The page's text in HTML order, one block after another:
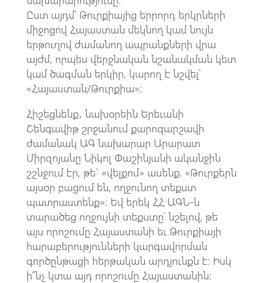
Ըստ այդմ՝ Թուրքիայից երրորդ երկրների
միջոցով Հայաստան մեկնող կամ նույն
երթուղով ժամանող ապրանքների վրա
այժմ, որպես վերջնական նշանակման կետ
կամ ծագման երկիր, կարող է նշվել՝
«Հայաստան/Թուրքիա»։
Հիշեցնենք․ նախօրեին Երեւանի
Շենգավիթ շրջանում քարոզարշավի
ժամանակ ԱԳ նախարար Արարատ
Միրզոյանը Նիկոլ Փաշինյանի ականջին
շշնջում էր, թե` «վելքոմ» ասենք. «Թուրքերն
այսօր բացում են, ողջունող տեքստ
պատրաստենք»։ Եվ երեկ ՀՀ ԱԳՆ-ն
տարածեց ողջույնի տեքստը՝ նշելով, թե
այս որոշումը Հայաստանի եւ Թուրքիայի
հարաբերությունների կարգավորման
գործընթացի հերթական արդյունքն է։ Իսկ
ի՞նչ կտա այդ որոշումը Հայաստանին։